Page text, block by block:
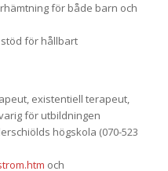
för både barn och
för hållbart
existentiell terapeut,
för utbildningen
högskola (070-523
och